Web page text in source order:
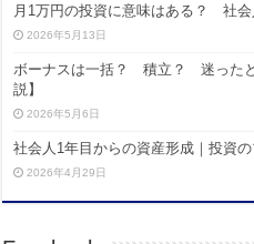
月1万円の投資に意味はある？ 社会
2026年5月13日
ボーナスは一括？ 積立？ 迷った
説】
2026年5月6日
社会人1年目からの資産形成｜投資
2026年4月29日